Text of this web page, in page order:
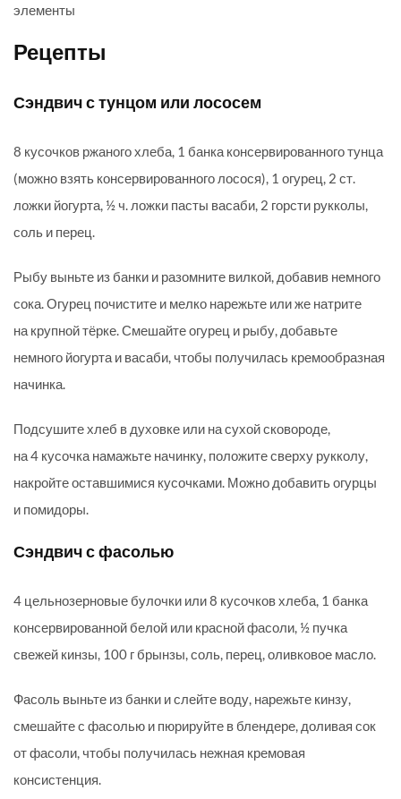
элементы
Рецепты
Сэндвич с тунцом или лососем
8 кусочков ржаного хлеба, 1 банка консервированного тунца
(можно взять консервированного лосося), 1 огурец, 2 ст.
ложки йогурта, ½ ч. ложки пасты васаби, 2 горсти рукколы,
соль и перец.
Рыбу выньте из банки и разомните вилкой, добавив немного
сока. Огурец почистите и мелко нарежьте или же натрите
на крупной тёрке. Смешайте огурец и рыбу, добавьте
немного йогурта и васаби, чтобы получилась кремообразная
начинка.
Подсушите хлеб в духовке или на сухой сковороде,
на 4 кусочка намажьте начинку, положите сверху рукколу,
накройте оставшимися кусочками. Можно добавить огурцы
и помидоры.
Сэндвич с фасолью
4 цельнозерновые булочки или 8 кусочков хлеба, 1 банка
консервированной белой или красной фасоли, ½ пучка
свежей кинзы, 100 г брынзы, соль, перец, оливковое масло.
Фасоль выньте из банки и слейте воду, нарежьте кинзу,
смешайте с фасолью и пюрируйте в блендере, доливая сок
от фасоли, чтобы получилась нежная кремовая
консистенция.